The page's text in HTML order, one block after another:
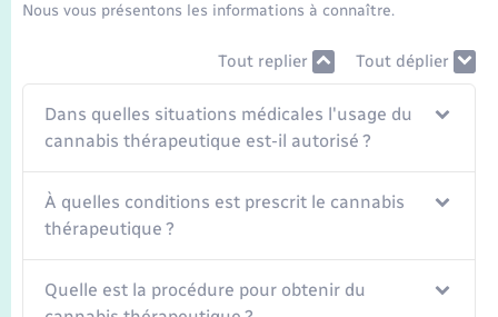
Nous vous présentons les informations à connaître.
Tout replier Tout déplier
Dans quelles situations médicales l'usage du
cannabis thérapeutique est-il autorisé ?
À quelles conditions est prescrit le cannabis
thérapeutique ?
Quelle est la procédure pour obtenir du